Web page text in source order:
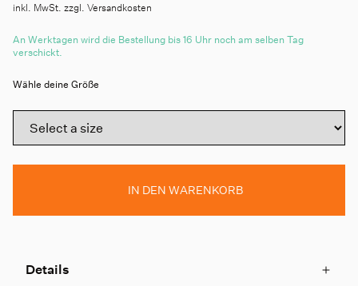
inkl. MwSt. zzgl. Versandkosten
An Werktagen wird die Bestellung bis 16 Uhr noch am selben Tag
verschickt.
Wähle deine Größe
IN DEN WARENKORB
Details